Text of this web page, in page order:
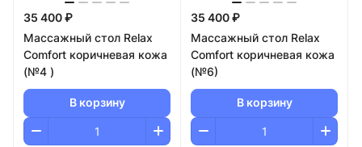
35 400 ₽
Массажный стол Relax
Comfort коричневая кожа
(№4 )
В корзину
35 400 ₽
Массажный стол Relax
Comfort коричневая кожа
(№6)
В корзину